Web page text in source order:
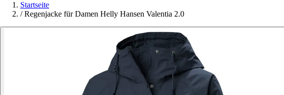
Startseite
/ Regenjacke für Damen Helly Hansen Valentia 2.0